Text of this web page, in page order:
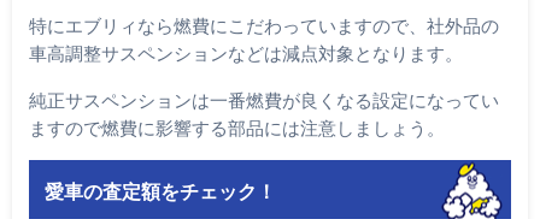
特にエブリィなら燃費にこだわっていますので、社外品の
車高調整サスペンションなどは減点対象となります。
純正サスペンションは一番燃費が良くなる設定になってい
ますので燃費に影響する部品には注意しましょう。
愛車の査定額をチェック！